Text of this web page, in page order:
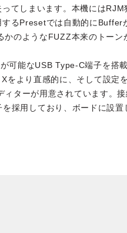
てしまいます。本機には
るPresetでは自動的にBuffer
かのようなFUZZ本来のトーン
可能なUSB Type-C端子を搭載
をより直感的に、そして設定
ィターが用意されています。
採用しており、ボードに設置